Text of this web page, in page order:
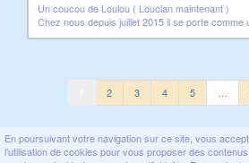
En poursuivant votre navigation sur ce site, vous
l’utilisation de cookies pour vous proposer des
Un coucou de Loulou ( Loucian maintenant )
Chez nous depuis juillet 2015 il se porte comme
2 3 4 5